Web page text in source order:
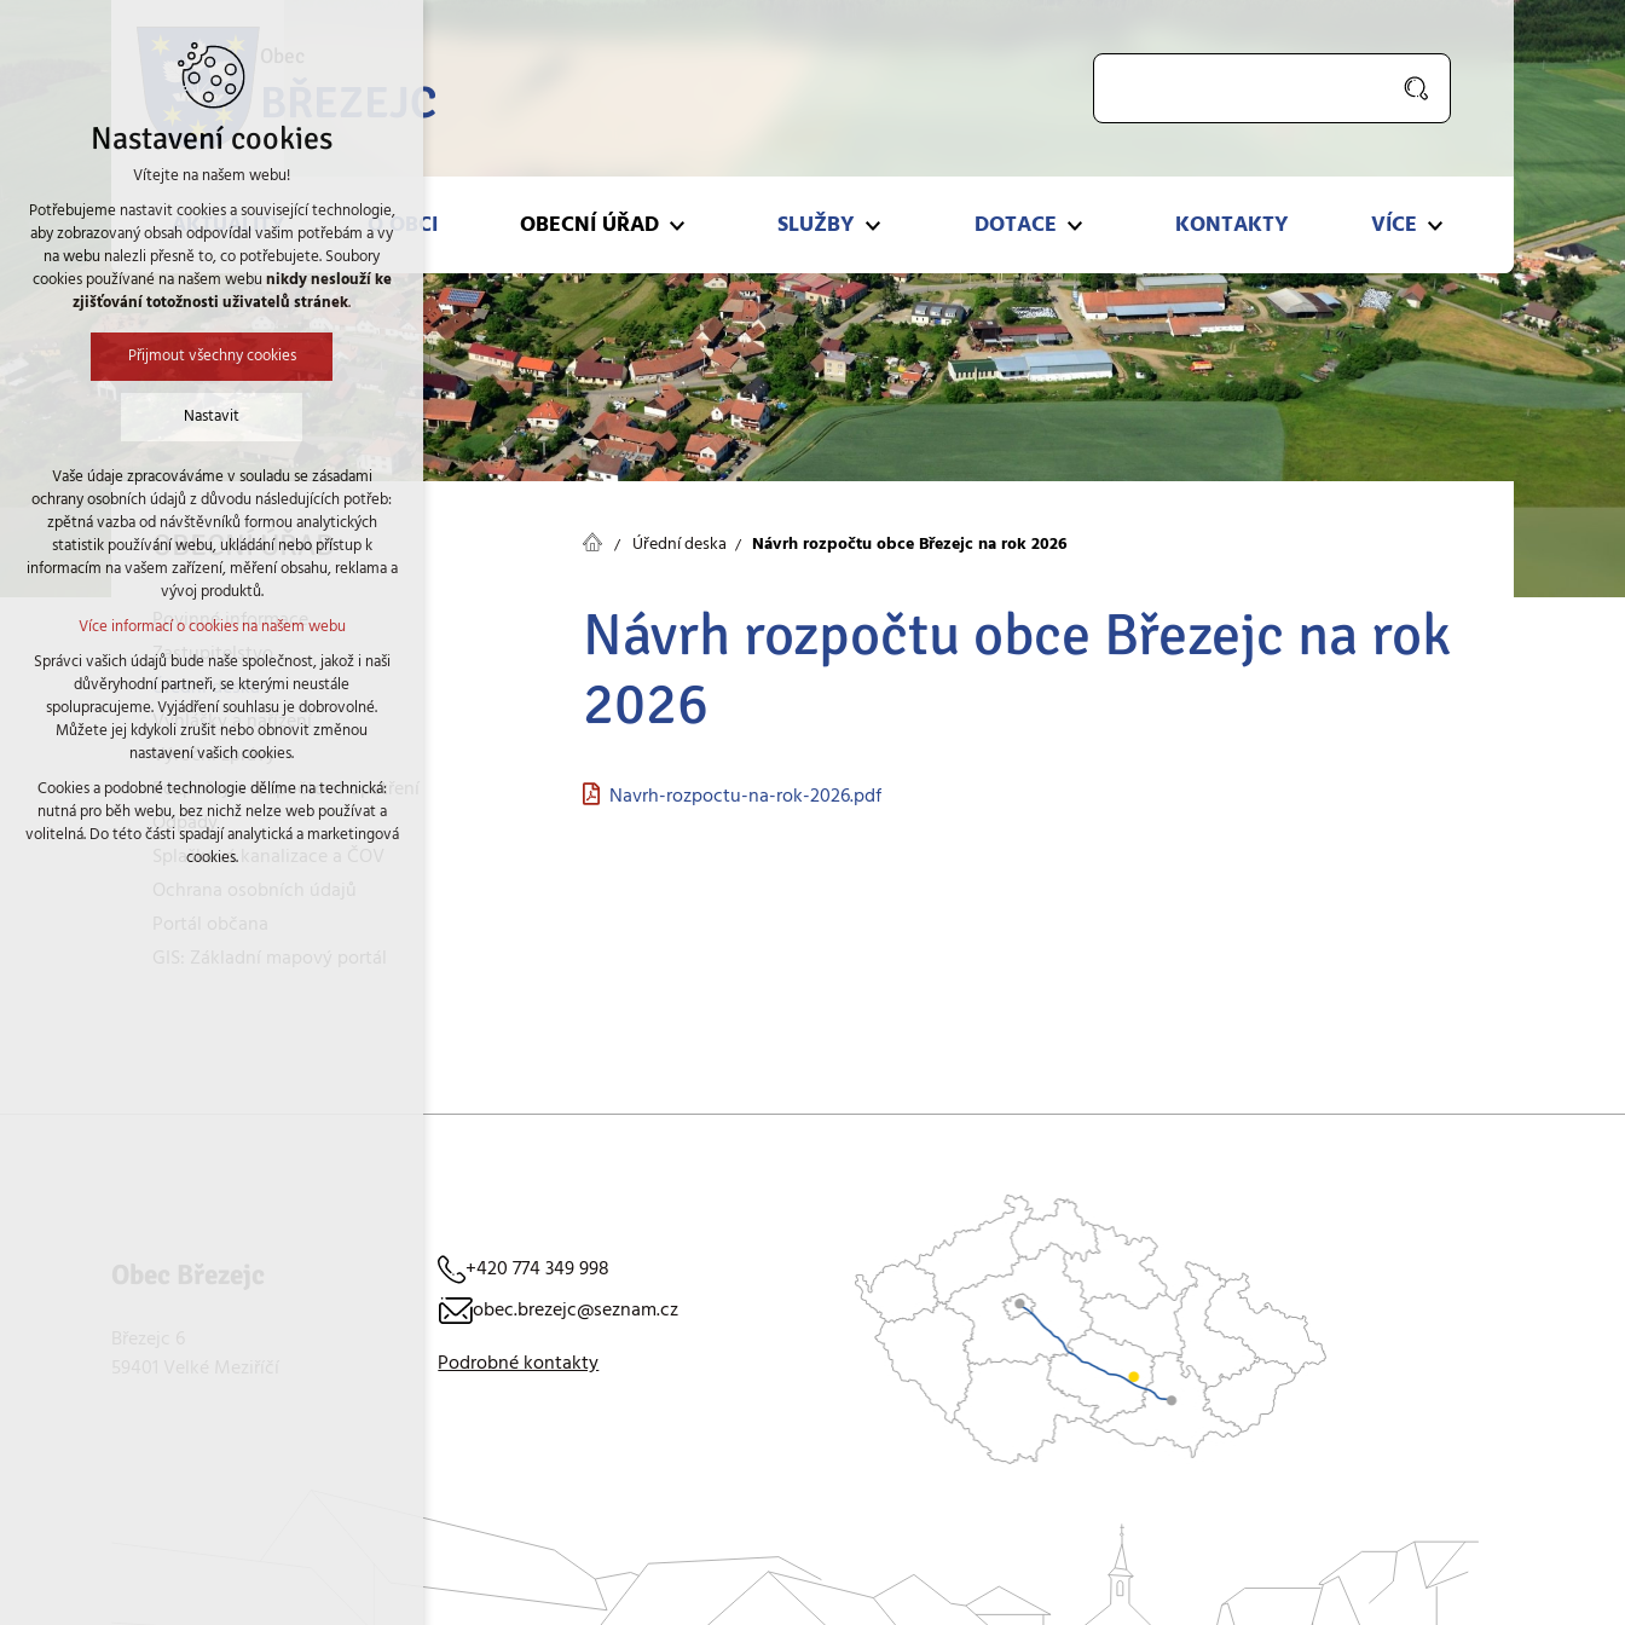
BŘEZEJC
AKTUALITY O OBCI OBECNÍ ÚŘAD SLUŽBY DOTACE KONTAKTY VÍCE
Úřední deska Návrh rozpočtu obce Březejc na rok 2026
Návrh rozpočtu obce Březejc na rok
2026
Navrh-rozpoctu-na-rok-2026.pdf
OBECNÍ ÚŘAD
Povinné informace
Zastupitelstvo
Úřední deska
Vyhlášky a nařízení
Výroční zprávy
Rozpočty a rozpočtová opatření
Odpady
Splašková kanalizace a ČOV
obec.brezejc@seznam.cz
+420 774 349 998
Podrobné kontakty
Nastavení cookies
Vítejte na našem webu!
Potřebujeme nastavit cookies a související technologie,
aby zobrazovaný obsah odpovídal vašim potřebám a vy
na webu nalezli přesně to, co potřebujete. Soubory
cookies používané na našem webunikdy neslouží ke
zjišťování totožnosti uživatelů stránek.
Přijmout všechny cookies
Nastavit
Technická cookies
nutná pro provozování webu
udržení kontextu stránek (session): případná
přihlášení, volby jazyka, apod.
analytická pro anonymizované vyhodnocení
návštěvnosti
marketingová cookies (Google)
Více informací o cookies na našem webu
Přijmout všechny cookies
Odmítnout vše
Vaše údaje zpracováváme v souladu se zásadami
ochrany osobních údajů z důvodu následujících potřeb:
zpětná vazba od návštěvníků formou analytických
statistik používání webu, ukládání nebo přístup k
informacím na vašem zařízení, měření obsahu, reklama a
vývoj produktů.
Více informací o cookies na našem webu
Správci vašich údajů bude naše společnost, jakož i naši
důvěryhodní partneři, se kterými neustále
spolupracujeme. Vyjádření souhlasu je dobrovolné.
Můžete jej kdykoli zrušit nebo obnovit změnou
nastavení vašich cookies.
Cookies a podobné technologie dělíme na technická:
nutná pro běh webu, bez nichž nelze web používat a
volitelná. Do této části spadají analytická a marketingová
cookies.